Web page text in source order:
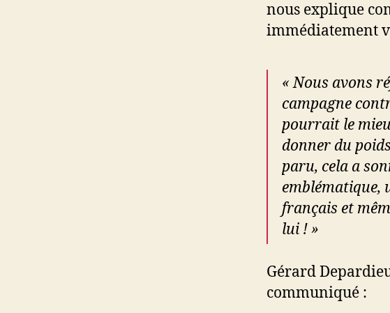
nous explique
immédiatement
« Nous avons
campagne
pourrait le
donner du
paru, cela a
emblématique,
français et
lui ! »
Gérard
communiqué :